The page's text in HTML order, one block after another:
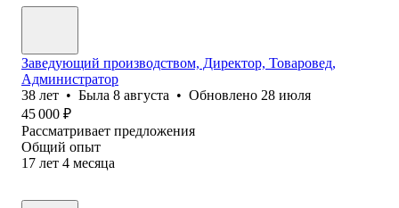
Заведующий производством, Директор, Товаровед,
Администратор
38 лет • Была 8 августа • Обновлено 28 июля
45 000 ₽
Рассматривает предложения
Общий опыт
17 лет 4 месяца